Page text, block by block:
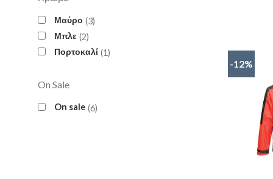
Μαύρο 3
Μπλε 2
Πορτοκαλί 1
On Sale
On sale 6
-12%